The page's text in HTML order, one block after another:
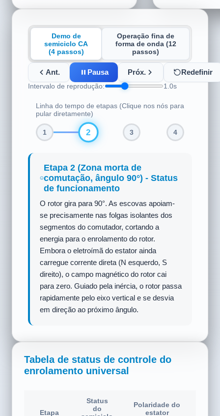
Demo de
semiciclo CA
(4 passos)
Operação fina de
forma de onda (12
passos)
Ant. Pausa Próx. Redefinir
Intervalo de reprodução: 1.0s
Linha do tempo de etapas (Clique nos nós para
pular diretamente)
1 2 3 4
Etapa 3 (Semiciclo CA negativo,
ângulo 150°) - Status de
funcionamento
A CA entra no semiciclo negativo,
invertendo a polaridade. A corrente do
estator se inverte, mudando o lado esquerdo
de N para S e o lado direito de S para N. Ao
mesmo tempo, a corrente em série que flui
para o rotor também se inverte. Embora o
rotor tenha girado para 150°, a inversão da
sua corrente torna a extremidade A do rotor
um polo N e a extremidade B um polo S. O
polo S do estator ainda atrai o polo N do